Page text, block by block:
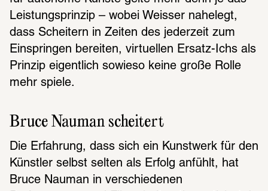
Leistungsprinzip – wobei Weisser nahelegt,
dass Scheitern in Zeiten des jederzeit zum
Einspringen bereiten, virtuellen Ersatz-Ichs als
Prinzip eigentlich sowieso keine große Rolle
mehr spiele.
Bruce Nauman scheitert
Die Erfahrung, dass sich ein Kunstwerk für den
Künstler selbst selten als Erfolg anfühlt, hat
Bruce Nauman in verschiedenen